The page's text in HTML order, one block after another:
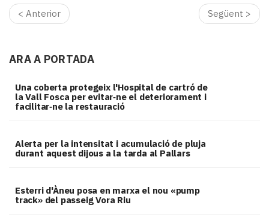
< Anterior Següent >
ARA A PORTADA
Una coberta protegeix l'Hospital de cartró de
la Vall Fosca per evitar‑ne el deteriorament i
facilitar‑ne la restauració
Alerta per la intensitat i acumulació de pluja
durant aquest dijous a la tarda al Pallars
Esterri d'Àneu posa en marxa el nou «pump
track» del passeig Vora Riu